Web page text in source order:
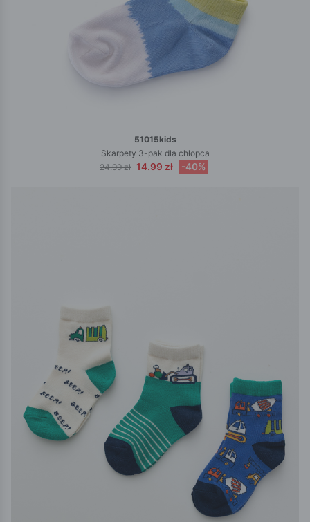
51015kids
Skarpety 3-pak dla chłopca
24.99 zł 14.99 zł -40%